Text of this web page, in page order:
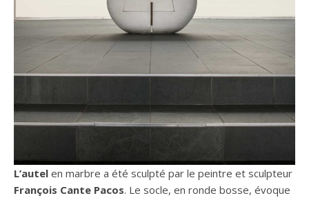
L’autel en marbre a été sculpté par le peintre et sculpteur
François Cante Pacos. Le socle, en ronde bosse, évoque